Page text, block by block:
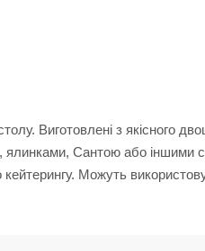
Виготовлені з якісного
ялинками, Сантою або іншими
кейтерингу. Можуть